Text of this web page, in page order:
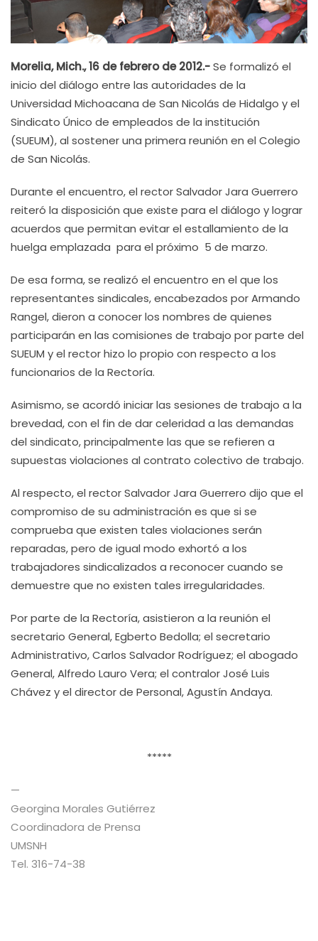
Morelia, Mich., 16 de febrero de 2012.-Se formalizó el
inicio del diálogo entre las autoridades de la
Universidad Michoacana de San Nicolás de Hidalgo y el
Sindicato Único de empleados de la institución
(SUEUM), al sostener una primera reunión en el Colegio
de San Nicolás.
Durante el encuentro, el rector Salvador Jara Guerrero
reiteró la disposición que existe para el diálogo y lograr
acuerdos que permitan evitar el estallamiento de la
huelga emplazada para el próximo 5 de marzo.
De esa forma, se realizó el encuentro en el que los
representantes sindicales, encabezados por Armando
Rangel, dieron a conocer los nombres de quienes
participarán en las comisiones de trabajo por parte del
SUEUM y el rector hizo lo propio con respecto a los
funcionarios de la Rectoría.
Asimismo, se acordó iniciar las sesiones de trabajo a la
brevedad, con el fin de dar celeridad a las demandas
del sindicato, principalmente las que se refieren a
supuestas violaciones al contrato colectivo de trabajo.
Al respecto, el rector Salvador Jara Guerrero dijo que el
compromiso de su administración es que si se
comprueba que existen tales violaciones serán
reparadas, pero de igual modo exhortó a los
trabajadores sindicalizados a reconocer cuando se
demuestre que no existen tales irregularidades.
Por parte de la Rectoría, asistieron a la reunión el
secretario General, Egberto Bedolla; el secretario
Administrativo, Carlos Salvador Rodríguez; el abogado
General, Alfredo Lauro Vera; el contralor José Luis
Chávez y el director de Personal, Agustín Andaya.
*****
—
Georgina Morales Gutiérrez
Coordinadora de Prensa
UMSNH
Tel. 316-74-38